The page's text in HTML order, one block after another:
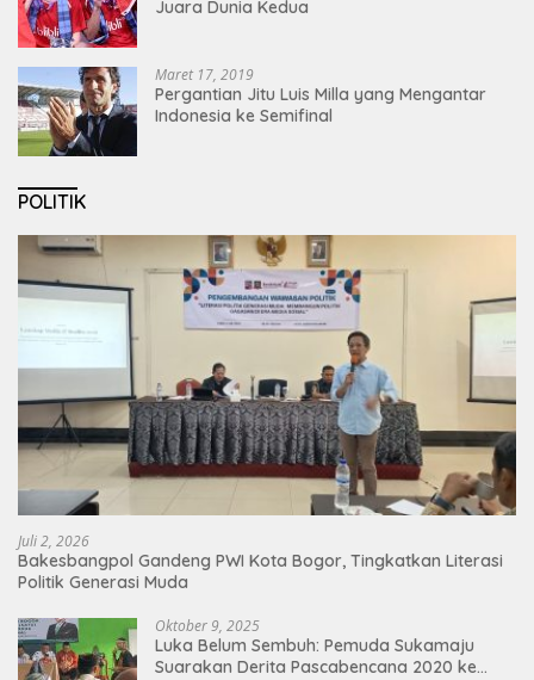
Juara Dunia Kedua
Maret 17, 2019
Pergantian Jitu Luis Milla yang Mengantar
Indonesia ke Semifinal
POLITIK
Juli 2, 2026
Bakesbangpol Gandeng PWI Kota Bogor, Tingkatkan Literasi
Politik Generasi Muda
Oktober 9, 2025
Luka Belum Sembuh: Pemuda Sukamaju
Suarakan Derita Pascabencana 2020 ke